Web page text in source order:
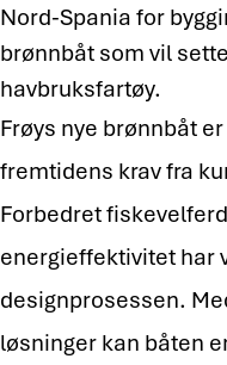
Nord-Spania for
brønnbåt som vil
havbruksfartøy.
Frøys nye brønnbåt
fremtidens krav fra
Forbedret
energieffektivitet har
designprosessen.
løsninger kan båten